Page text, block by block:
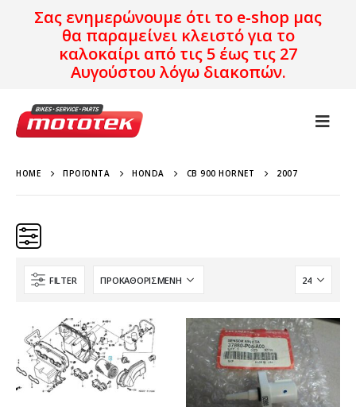
Σας ενημερώνουμε ότι το e-shop μας
θα παραμείνει κλειστό για το
καλοκαίρι από τις 5 έως τις 27
Αυγούστου λόγω διακοπών.
HOME ΠΡΟΪΌΝΤΑ HONDA CB 900 HORNET 2007
Κατηγορίες
Προϊόν Προέλευση
Aftermarket Aftermarket
Genuine
Γνήσιο
FILTER